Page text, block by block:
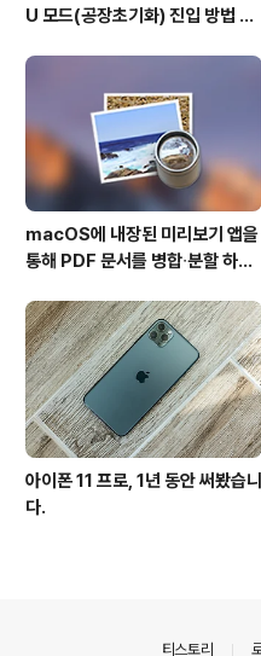
U 모드(공장초기화) 진입 방법 변
macOS에 내장된 미리보기 앱을
통해 PDF 문서를 병합∙분할 하는
아이폰 11 프로, 1년 동안 써봤습니
다.
티스토리